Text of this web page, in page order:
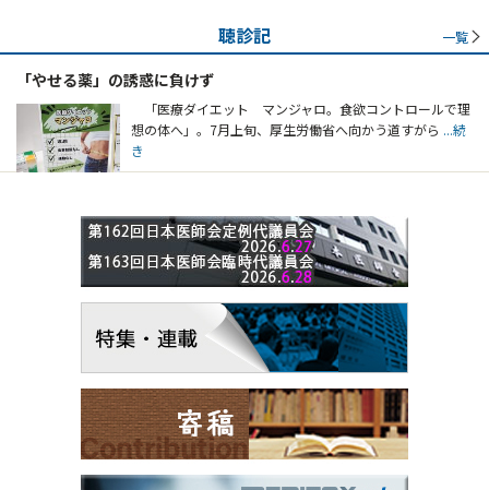
聴診記 一覧
「やせる薬」の誘惑に負けず
「医療ダイエット マンジャロ。食欲コントロールで理
想の体へ」。7月上旬、厚生労働省へ向かう道すがら ...続
き